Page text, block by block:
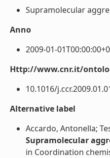
Supramolecular
Anno
2009-01-
Http://www.cnr.it/
10.1016/
Alternative label
Accardo, Antonella;
Supramolecular
in Coordination